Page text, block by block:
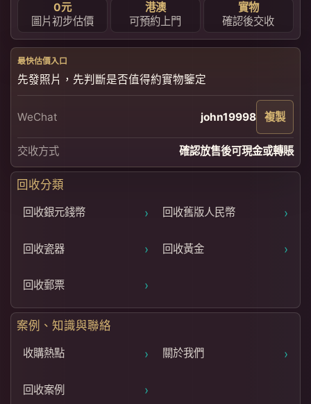
0元
圖片初步估價
港澳
可預約上門
實物
確認後交收
最快估價入口
先發照片，先判斷是否值得約實物鑒定
WeChat john19998 複製
交收方式 確認放售後可現金或轉賬
回收分類
回收銀元錢幣 › 回收舊版人民幣 ›
回收瓷器 › 回收黃金 ›
回收郵票 ›
案例、知識與聯絡
收購熱點 › 關於我們 ›
回收案例 ›